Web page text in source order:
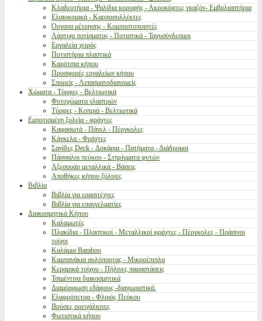
Κλαδευτήρια - Ψαλίδια κορυφής - Ακροκόφτες γκαζόν- Εμβολιαστήρια
Ελαιοκομικά - Καρποσυλλέκτες
Όργανα μέτρησης - Κομποστοποιητές
Λάστιχα ποτίσματος - Ποτιστικά - Ταχυσύνδεσμοι
Εργαλεία χειρός
Ποτιστήρια πλαστικά
Καρότσια κήπου
Προσφορές εργαλείων κήπου
Σπορείς - Λιπασματοδιανομείς
Χώματα - Τύρφες - Βελτιωτικά
Φυτοχώματα γλαστρών
Τύρφες - Κοπριά - Βελτιωτικά
Εμποτισμένη ξυλεία - φράχτες
Καφασωτά - Πάνελ - Πέργκολες
Κάγκελα - Φράχτες
Σανίδες Deck - Δοκάρια - Πατήματα - Διάδρομοι
Πάσσαλοι πεύκου - Στηρίγματα φυτών
Αξεσουάρ μεταλλικά - Βάσεις
Αποθήκες κήπου ξύλινες
Βιβλία
Βιβλία για ερασιτέχνες
Βιβλία για επαγγελματίες
Διακοσμητικά Κήπου
Καλαμωτές
Πλακίδια - Πλαστικοί - Μεταλλικοί φράχτες - Πέργκολες - Πράσινοι
τοίχοι
Καλάμια Bamboo
Καμπανάκια αυλόπορτας - Μικροέπιπλα
Κεραμικά τοίχου - Πήλινες παραστάσεις
Τσιμέντινα διακοσμητικά
Διαμόρφωση εδάφους -διαχωριστικά.
Ελαφρόπετρα - Φλοιός Πεύκου
Βρύσες ορειχάλκινες
Φωτιστικά κήπου